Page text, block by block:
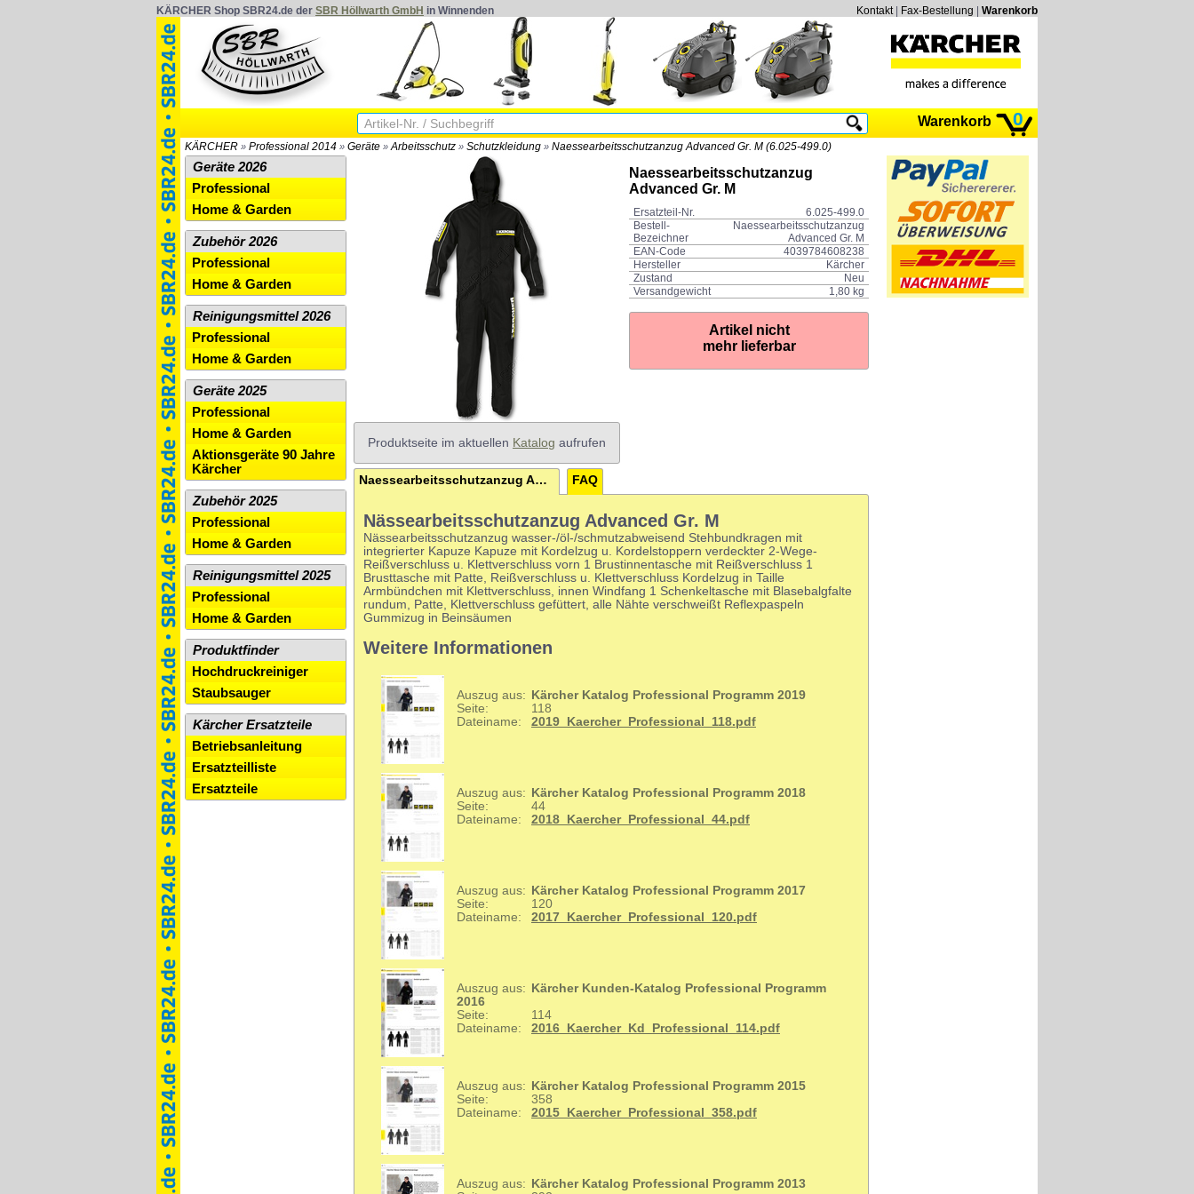
KÄRCHER Shop SBR24.de der SBR Höllwarth GmbH in Winnenden Kontakt| Fax-Bestellung Warenkorb
Warenkorb 0
KÄRCHER » Professional 2014 » Geräte » Arbeitsschutz » Schutzkleidung » Naessearbeitsschutzanzug Advanced Gr. M (6.025-499.0)
Naessearbeitsschutzanzug
Advanced Gr. M
Ersatzteil-Nr.
6.025-499.0
Bestell-
Bezeichner
Naessearbeitsschutzanzug
Advanced Gr. M
EAN-Code
4039784608238
Hersteller
Kärcher
Zustand
Neu
Versandgewicht
1,80 kg
Artikel nicht
mehr lieferbar
Produktseite im aktuellen Katalog aufrufen
Naessearbeitsschutzanzug Advanced Gr. M FAQ
Nässearbeitsschutzanzug Advanced Gr. M
Nässearbeitsschutzanzug wasser-/öl-/schmutzabweisend Stehbundkragen mit
integrierter Kapuze Kapuze mit Kordelzug u. Kordelstoppern verdeckter 2-Wege-
Reißverschluss u. Klettverschluss vorn 1 Brustinnentasche mit Reißverschluss 1
Brusttasche mit Patte, Reißverschluss u. Klettverschluss Kordelzug in Taille
Armbündchen mit Klettverschluss, innen Windfang 1 Schenkeltasche mit Blasebalgfalte
rundum, Patte, Klettverschluss gefüttert, alle Nähte verschweißt Reflexpaspeln
Gummizug in Beinsäumen
Weitere Informationen
Auszug aus: Kärcher Katalog Professional Programm 2019
Seite:
118
Dateiname:
2019_Kaercher_Professional_118.pdf
Auszug aus: Kärcher Katalog Professional Programm 2018
Seite:
44
Dateiname:
2018_Kaercher_Professional_44.pdf
Auszug aus: Kärcher Katalog Professional Programm 2017
Seite:
120
Dateiname:
2017_Kaercher_Professional_120.pdf
Auszug aus: Kärcher Kunden-Katalog Professional Programm
2016
Seite:
114
Dateiname:
2016_Kaercher_Kd_Professional_114.pdf
Auszug aus: Kärcher Katalog Professional Programm 2015
Seite:
358
Dateiname:
2015_Kaercher_Professional_358.pdf
Auszug aus: Kärcher Katalog Professional Programm 2013
Geräte 2026
Professional
Home & Garden
Zubehör 2026
Professional
Home & Garden
Reinigungsmittel 2026
Professional
Home & Garden
Geräte 2025
Professional
Home & Garden
Aktionsgeräte 90 Jahre
Kärcher
Zubehör 2025
Professional
Home & Garden
Reinigungsmittel 2025
Professional
Home & Garden
Produktfinder
Hochdruckreiniger
Staubsauger
Kärcher Ersatzteile
Betriebsanleitung
Ersatzteilliste
Ersatzteile